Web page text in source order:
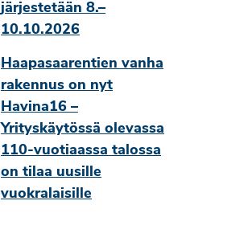
järjestetään 8.–
10.10.2026
Haapasaarentien vanha
rakennus on nyt
Havina16 –
Yrityskäytössä olevassa
110-vuotiaassa talossa
on tilaa uusille
vuokralaisille